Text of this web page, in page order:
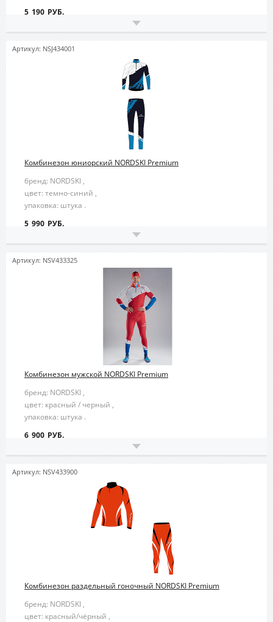
5 190 РУБ.
Артикул: NSJ434001
Комбинезон юниорский NORDSKI Premium
бренд: NORDSKI ,
цвет: темно-синий ,
упаковка: штука .
5 990 РУБ.
Артикул: NSV433325
Комбинезон мужской NORDSKI Premium
бренд: NORDSKI ,
цвет: красный / черный ,
упаковка: штука .
6 900 РУБ.
Артикул: NSV433900
Комбинезон раздельный гоночный NORDSKI Premium
бренд: NORDSKI ,
цвет: красный/чёрный ,